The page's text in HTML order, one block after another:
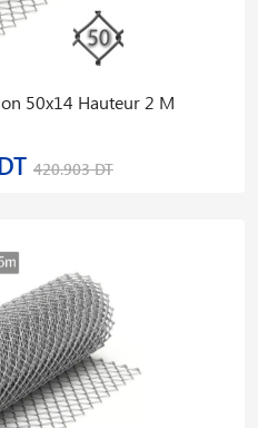
50x14 Hauteur 2 M
420.903 DT